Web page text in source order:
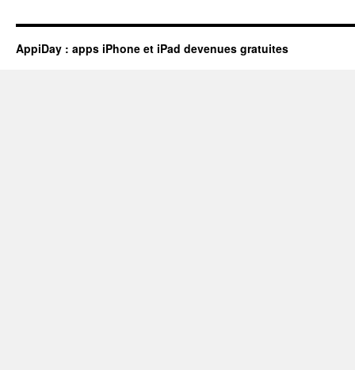
AppiDay : apps iPhone et iPad devenues gratuites